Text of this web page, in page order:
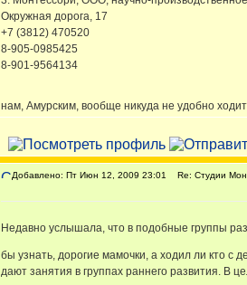
Окружная дорога, 17
+7 (3812) 470520
8-905-0985425
8-901-9564134
нам, Амурским, вообще никуда не удобно
Добавлено: Пт Июн 12, 2009 23:01 Re: Студии
Недавно услышала, что в подобные группы
бы узнать, дорогие мамочки, а ходил ли кто с
дают занятия в группах раннего развития. В